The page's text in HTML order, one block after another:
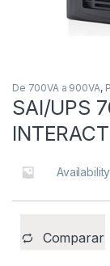
De 700VA a 900VA,
SAI/UPS
Comparar